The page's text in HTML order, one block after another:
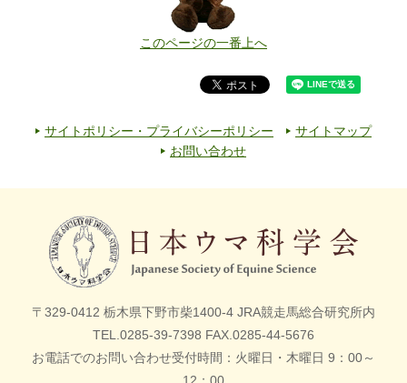
このページの一番上へ
サイトポリシー・プライバシーポリシー
サイトマップ
お問い合わせ
〒329-0412 栃木県下野市柴1400-4 JRA競走馬総合研究所内
TEL.0285-39-7398 FAX.0285-44-5676
お電話でのお問い合わせ受付時間 ： 火曜日・木曜日 9：00～
12：00